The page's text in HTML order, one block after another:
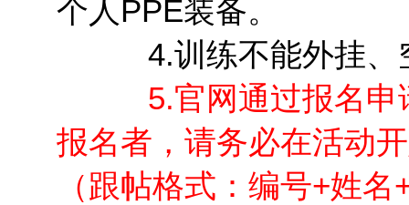
个人PPE装备。
4.训练不能外挂、空
5.官网通过报名
报名者，请务必在活动
（跟帖格式：编号+姓名